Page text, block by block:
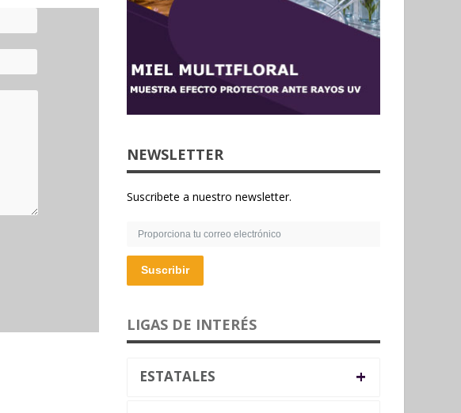
NEWSLETTER
Suscribete a nuestro newsletter.
Suscribir
LIGAS DE INTERÉS
ESTATALES +